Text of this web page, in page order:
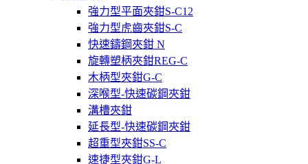
強力型平面夾鉗S-C12
強力型虎齒夾鉗S-C
快速鑄鋼夾鉗 N
旋轉塑柄夾鉗REG-C
木柄型夾鉗G-C
深喉型-快速碳鋼夾鉗
溝槽夾鉗
延長型-快速碳鋼夾鉗
超重型夾鉗SS-C
速捷型夾鉗G-L